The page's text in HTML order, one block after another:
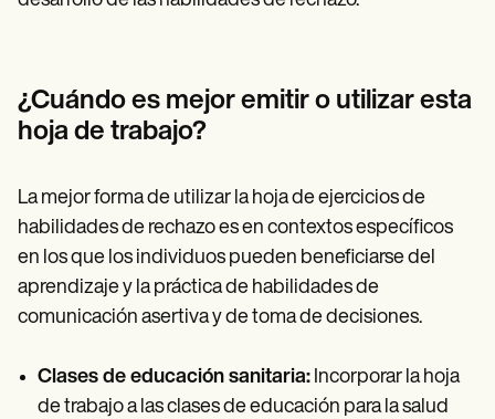
¿Cuándo es mejor emitir o utilizar esta
hoja de trabajo?
La mejor forma de utilizar la hoja de ejercicios de
habilidades de rechazo es en contextos específicos
en los que los individuos pueden beneficiarse del
aprendizaje y la práctica de habilidades de
comunicación asertiva y de toma de decisiones.
Clases de educación sanitaria: Incorporar la hoja
de trabajo a las clases de educación para la salud